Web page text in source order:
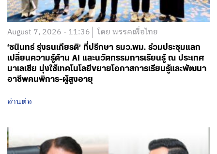
เปลี่ยนความรู้ด้าน AI และนวัตกรรมการเรียนรู้ ณ ประเทศ
มาเลเซีย มุ่งใช้เทคโนโลยีขยายโอกาสการเรียนรู้และพัฒนา
อาชีพคนพิการ-ผู้สูงอายุ
อ่านต่อ